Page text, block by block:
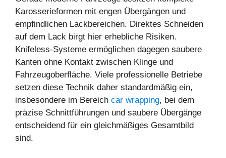
Karosserieformen mit engen Übergängen und
empfindlichen Lackbereichen. Direktes Schneiden
auf dem Lack birgt hier erhebliche Risiken.
Knifeless-Systeme ermöglichen dagegen saubere
Kanten ohne Kontakt zwischen Klinge und
Fahrzeugoberfläche. Viele professionelle Betriebe
setzen diese Technik daher standardmäßig ein,
insbesondere im Bereich car wrapping, bei dem
präzise Schnittführungen und saubere Übergänge
entscheidend für ein gleichmäßiges Gesamtbild
sind.